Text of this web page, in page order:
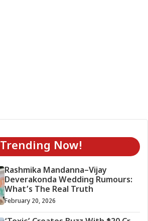
Trending Now!
Rashmika Mandanna–Vijay
Deverakonda Wedding Rumours:
What’s The Real Truth
February 20, 2026